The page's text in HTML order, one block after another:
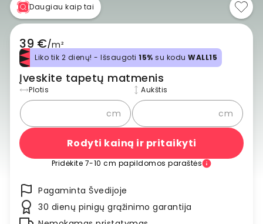
Daugiau kaip tai
39 €/m²
Liko tik 2 dienų! - Išsaugoti 15% su kodu WALL15
Įveskite tapetų matmenis
Plotis
cm
Aukštis
cm
Rodyti kainą ir pritaikyti
Pridėkite 7-10 cm papildomos paraštės
Pagaminta Švedijoje
30 dienų pinigų grąžinimo garantija